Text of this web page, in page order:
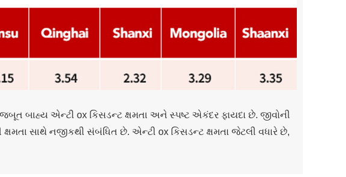
બાહ્ય એન્ટી ox કિસડન્ટ ક્ષમતા અને સ્પષ્ટ એકંદર ફાયદા છે. જીવોની
ક્ષમતા સાથે નજીકથી સંબંધિત છે. એન્ટી ox કિસડન્ટ ક્ષમતા જેટલી વધારે છે,